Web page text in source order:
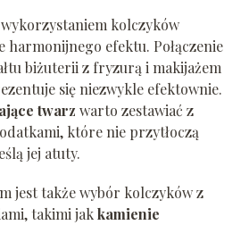
wykorzystaniem kolczyków
harmonijnego efektu. Połączenie
biżuterii z fryzurą i makijażem
się niezwykle efektownie.
twarz warto zestawiać z
które nie przytłoczą
jej atuty.
jest także wybór kolczyków z
takimi jakkamienie